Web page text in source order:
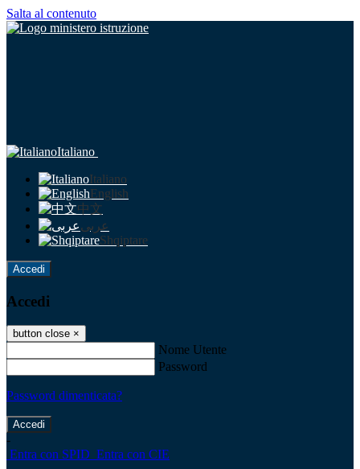
Salta al contenuto
Italiano
Italiano
English
中文
عربى
Shqiptare
Accedi
Accedi
button close ×
Nome Utente
Password
Password dimenticata?
-
Entra con SPID Entra con CIE